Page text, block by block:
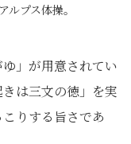
プス体操。
」が用意されてい
は三文の徳」を実
りする旨さであ